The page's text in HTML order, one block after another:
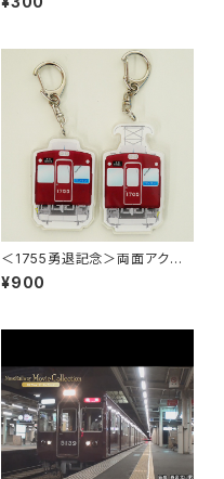
＜1755勇退記念＞両面アクリ
ルキーホルダー（1755+2062／
1705+2013）
¥900